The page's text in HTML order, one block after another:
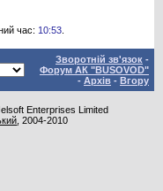
час: 10:53
Зворотній зв'язок -
Форум АК "BUSOVOD"
- Архів - Вгору
Enterprises Limited
, 2004-2010